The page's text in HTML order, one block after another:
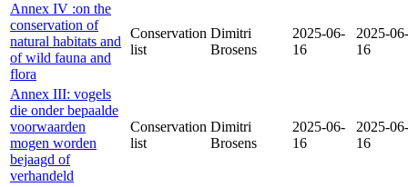
Annex IV :on the
conservation of
natural habitats and
of wild fauna and
flora
Conservation
list
Dimitri
Brosens
2025-06-
16
2025-06-
16
Annex III: vogels
die onder bepaalde
voorwaarden
mogen worden
bejaagd of
verhandeld
Conservation
list
Dimitri
Brosens
2025-06-
16
2025-06-
16